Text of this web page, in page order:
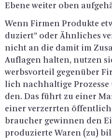
Ebene wei­ter oben
Wenn Fir­men Pro­duk­te
du­ziert” oder Ähn­li­ches
nicht an die damit im
Auf­la­gen hal­ten, nut­zen
werbs­vor­teil ge­gen­über
lich nach­hal­ti­ge
den. Das führt zu einer
einer ver­zerr­ten
brau­cher ge­win­nen den
pro­du­zier­te Waren (zu)